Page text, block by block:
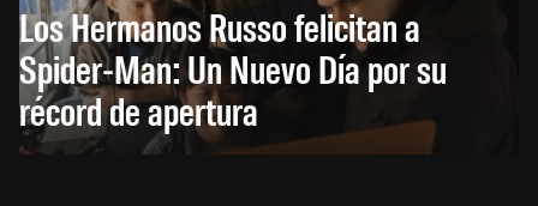
Los Hermanos Russo felicitan a
Spider-Man: Un Nuevo Día por su
récord de apertura